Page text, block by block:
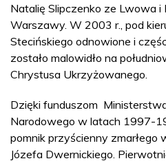
Natalię Slipczenko ze Lwowa i
Warszawy. W 2003 r., pod
Stecińskiego odnowione i
zostało malowidło na
Chrystusa Ukrzyżowanego.
Dzięki funduszom
Narodowego w latach 1997-
pomnik przyścienny zmarłego
Józefa Dwernickiego.